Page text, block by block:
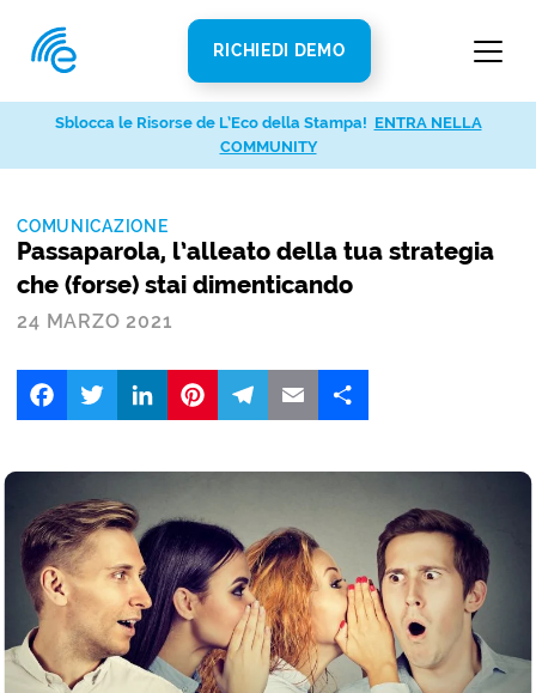
RICHIEDI DEMO
COMUNICAZIONE
Passaparola, l’alleato della tua strategia
che (forse) stai dimenticando
24 MARZO 2021
FacebookTwitter LinkedIn
Sblocca le Risorse de L’Eco della Stampa! ENTRA NELLA
COMMUNITY